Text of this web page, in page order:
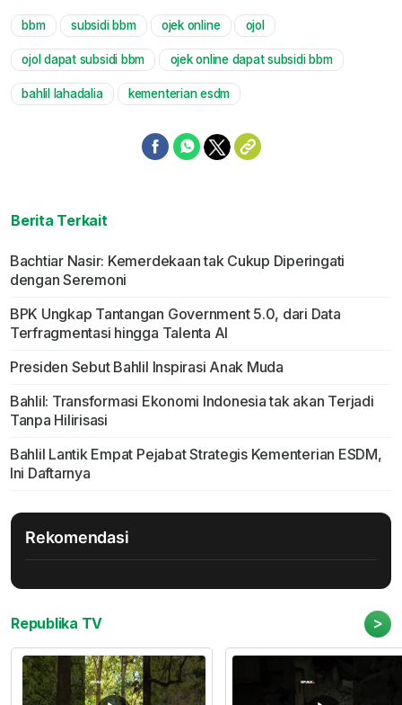
bbm subsidi bbm ojek online ojol
ojol dapat subsidi bbm ojek online dapat subsidi bbm
bahlil lahadalia kementerian esdm
Berita Terkait
Bachtiar Nasir: Kemerdekaan tak Cukup Diperingati
dengan Seremoni
BPK Ungkap Tantangan Government 5.0, dari Data
Terfragmentasi hingga Talenta AI
Presiden Sebut Bahlil Inspirasi Anak Muda
Bahlil: Transformasi Ekonomi Indonesia tak akan Terjadi
Tanpa Hilirisasi
Bahlil Lantik Empat Pejabat Strategis Kementerian ESDM,
Ini Daftarnya
Rekomendasi
Republika TV >